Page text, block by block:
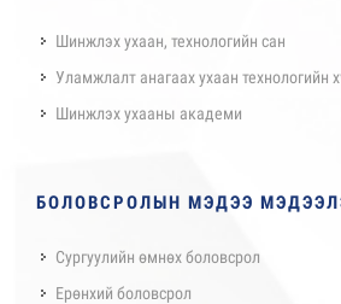
Шинжлэх ухаан, технологийн сан
Уламжлалт анагаах ухаан технологийн
Шинжлэх ухааны академи
БОЛОВСРОЛЫН МЭДЭЭ
Сургуулийн өмнөх боловсрол
Ерөнхий боловсрол